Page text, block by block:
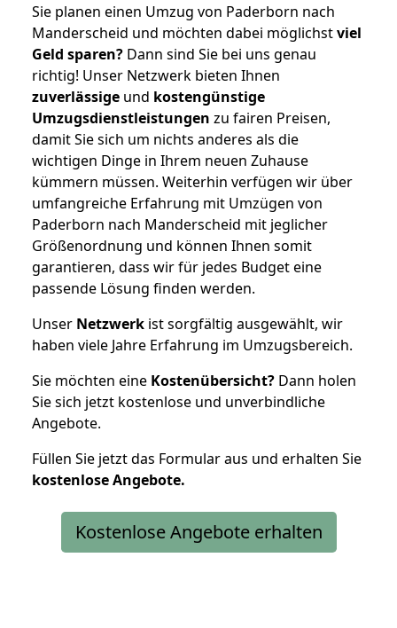
Sie planen einen Umzug von Paderborn nach
Manderscheid und möchten dabei möglichstviel
Geld sparen? Dann sind Sie bei uns genau
richtig! Unser Netzwerk bieten Ihnen
zuverlässige und kostengünstige
Umzugsdienstleistungen zu fairen Preisen,
damit Sie sich um nichts anderes als die
wichtigen Dinge in Ihrem neuen Zuhause
kümmern müssen. Weiterhin verfügen wir über
umfangreiche Erfahrung mit Umzügen von
Paderborn nach Manderscheid mit jeglicher
Größenordnung und können Ihnen somit
garantieren, dass wir für jedes Budget eine
passende Lösung finden werden.
Unser Netzwerk ist sorgfältig ausgewählt, wir
haben viele Jahre Erfahrung im Umzugsbereich.
Sie möchten eine Kostenübersicht? Dann holen
Sie sich jetzt kostenlose und unverbindliche
Angebote.
Füllen Sie jetzt das Formular aus und erhalten Sie
kostenloseAngebote.
Kostenlose Angebote erhalten